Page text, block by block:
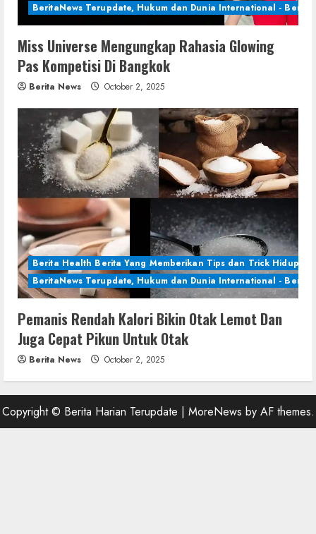
BeritaNews Terupdate, Hukum dan Dunia International - Berita
Miss Universe Mengungkap Rahasia Glowing
Pas Kompetisi Di Bangkok
Berita News October 2, 2025
Berita Health Berita Yang Memberikan Tips dan Trick Hidup
BeritaNews Terupdate, Hukum dan Dunia International - Berita
Pemanis Rendah Kalori Bikin Otak Lemot Dan
Juga Cepat Pikun Untuk Otak
Berita News October 2, 2025
Copyright © Berita Harian Terupdate | MoreNews by AF themes.